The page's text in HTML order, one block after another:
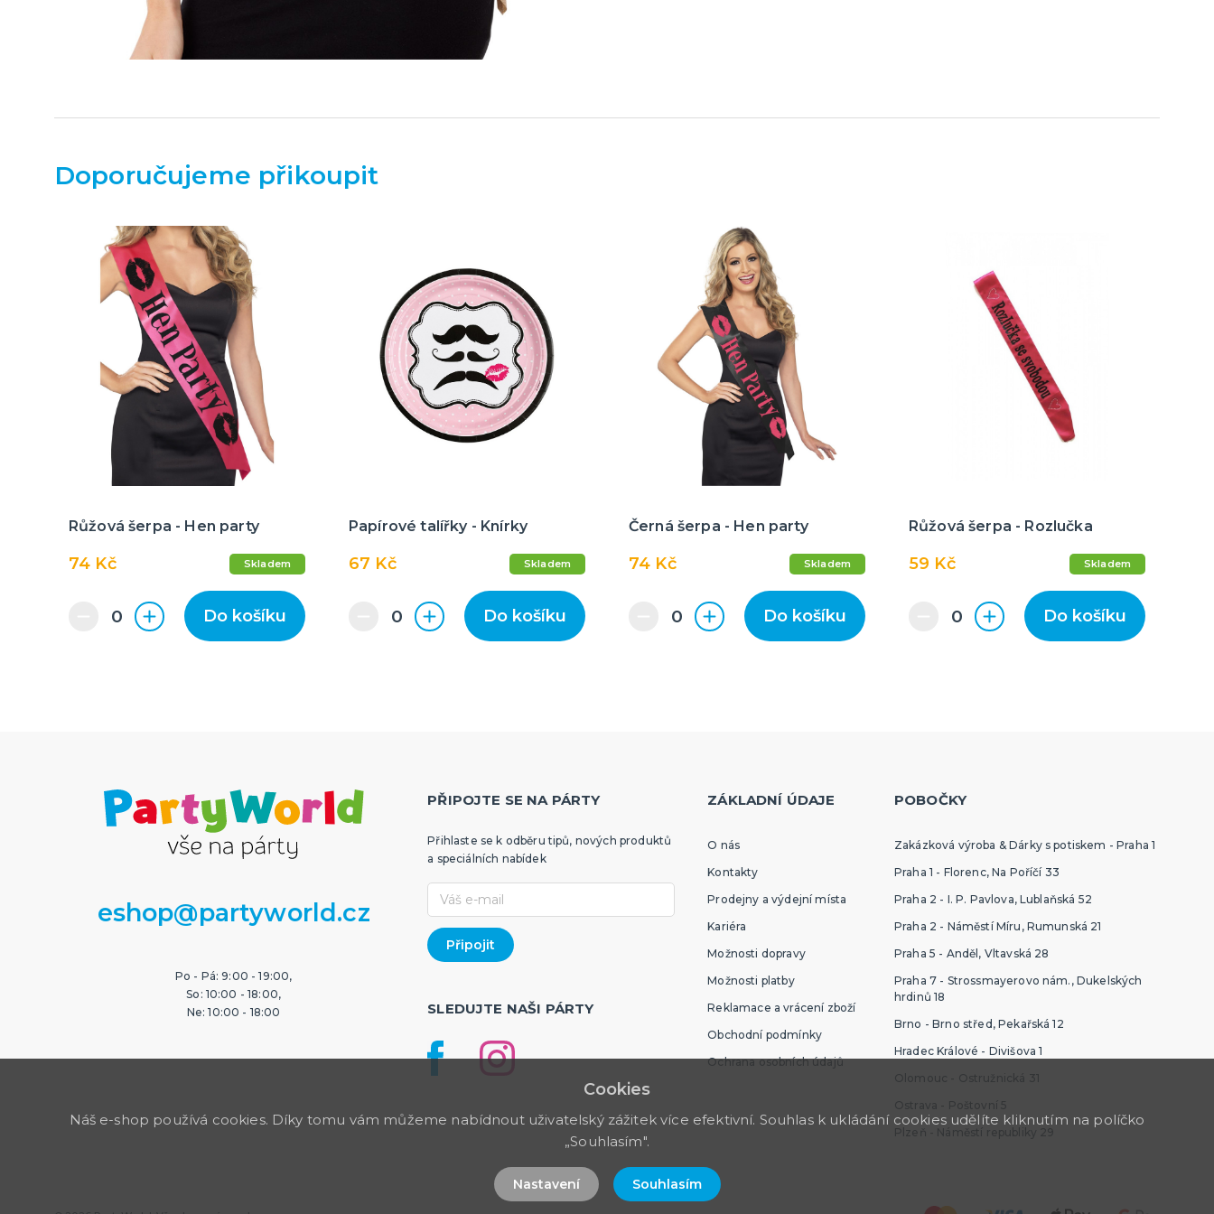
Doporučujeme přikoupit
Růžová šerpa - Hen party
74 Kč Skladem
Do košíku
Papírové talířky - Knírky
67 Kč Skladem
Do košíku
Černá šerpa - Hen party
74 Kč Skladem
Do košíku
Růžová šerpa - Rozlučka
59 Kč Skladem
Do košíku
eshop@partyworld.cz
Po - Pá: 9:00 - 19:00,
So: 10:00 - 18:00,
Ne: 10:00 - 18:00
PŘIPOJTE SE NA PÁRTY
Přihlaste se k odběru tipů, nových produktů
a speciálních nabídek
SLEDUJTE NAŠI PÁRTY
ZÁKLADNÍ ÚDAJE
O nás
Kontakty
Prodejny a výdejní místa
Kariéra
Možnosti dopravy
Možnosti platby
Reklamace a vrácení zboží
Obchodní podmínky
Ochrana osobních údajů
POBOČKY
Zakázková výroba & Dárky s potiskem - Praha 1
Praha 1 - Florenc, Na Poříčí 33
Praha 2 - I. P. Pavlova, Lublaňská 52
Praha 2 - Náměstí Míru, Rumunská 21
Praha 5 - Anděl, Vltavská 28
Praha 7 - Strossmayerovo nám., Dukelských
hrdinů 18
Brno - Brno střed, Pekařská 12
Hradec Králové - Divišova 1
Olomouc - Ostružnická 31
Ostrava - Poštovní 5
Plzeň - Náměstí republiky 29
Cookies
Náš e-shop používá cookies. Díky tomu vám můžeme nabídnout uživatelský zážitek více efektivní. Souhlas k ukládání cookies udělíte kliknutím na políčko
„Souhlasím".
Nastavení Souhlasím